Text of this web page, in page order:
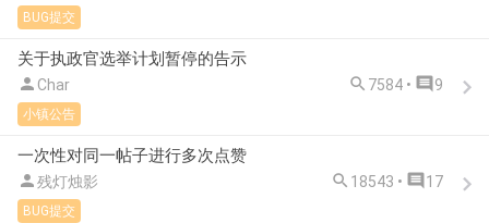
BUG提交
关于执政官选举计划暂停的告示
 Char  7584 •  9
小镇公告
一次性对同一帖子进行多次点赞
残灯烛影  18543 •  17
BUG提交